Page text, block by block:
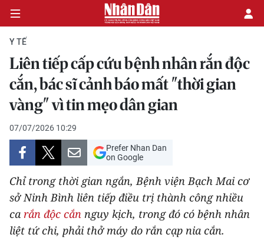
CHÍNH TRỊ
KINH TẾ
VĂN HÓA
XÃ HỘI
PHÁP LUẬT
DU LỊCH
Y TẾ
Liên tiếp cấp cứu bệnh nhân rắn độc
cắn, bác sĩ cảnh báo mất "thời gian
vàng" vì tin mẹo dân gian
07/07/2026 10:29
Prefer Nhan Dan
on Google
Chỉ trong thời gian ngắn, Bệnh viện Bạch Mai cơ
sở Ninh Bình liên tiếp điều trị thành công nhiều
ca rắn độc cắn nguy kịch, trong đó có bệnh nhân
liệt tứ chi, phải thở máy do rắn cạp nia cắn.